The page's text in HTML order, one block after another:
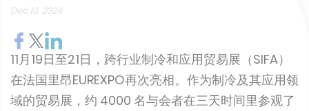
Dec 10, 2024
11月19日至21日，跨行业制冷和应用贸易展（SIFA）
在法国里昂EUREXPO再次亮相。作为制冷及其应用领
域的贸易展，约 4000 名与会者在三天时间里参观了